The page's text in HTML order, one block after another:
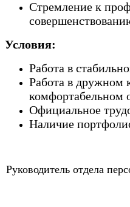
Стремление к
Условия:
Работа в
Работа в дружном
комфортабельном
Официальное
Наличие
Руководитель отдела